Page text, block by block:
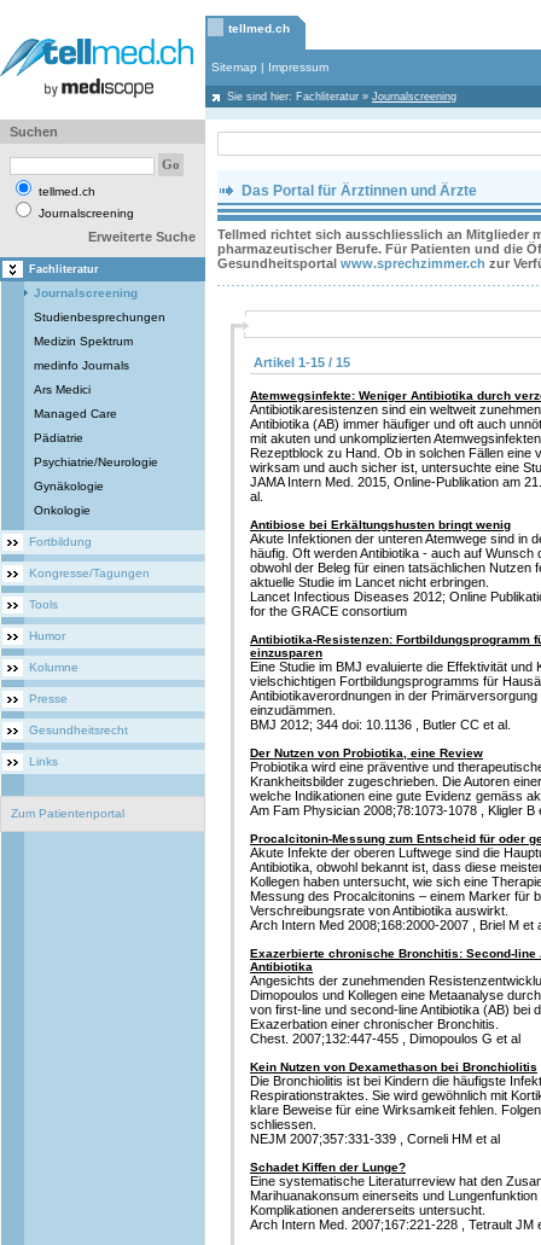
tellmed.ch
Sitemap | Impressum
Sie sind hier: Fachliteratur » Journalscreening
Suchen
tellmed.ch
Journalscreening
Erweiterte Suche
Fachliteratur
Journalscreening
Studienbesprechungen
Medizin Spektrum
medinfo Journals
Ars Medici
Managed Care
Pädiatrie
Psychiatrie/Neurologie
Gynäkologie
Onkologie
Fortbildung
Kongresse/Tagungen
Tools
Humor
Kolumne
Presse
Gesundheitsrecht
Links
Zum Patientenportal
Das Portal für Ärztinnen und Ärzte
Tellmed richtet sich ausschliesslich an Mitglieder
pharmazeutischer Berufe. Für Patienten und die
Gesundheitsportal www.sprechzimmer.ch zur
Artikel 1-15 / 15
Atemwegsinfekte: Weniger Antibiotika durch
Antibiotikaresistenzen sind ein weltweit
Antibiotika (AB) immer häufiger und oft auch
mit akuten und unkomplizierten
Rezeptblock zu Hand. Ob in solchen Fällen eine
wirksam und auch sicher ist, untersuchte eine
JAMA Intern Med. 2015, Online-Publikation am
al.
Antibiose bei Erkältungshusten bringt wenig
Akute Infektionen der unteren Atemwege sind in
häufig. Oft werden Antibiotika - auch auf
obwohl der Beleg für einen tatsächlichen Nutzen
aktuelle Studie im Lancet nicht erbringen.
Lancet Infectious Diseases 2012; Online
for the GRACE consortium
Antibiotika-Resistenzen: Fortbildungsprogramm
einzusparen
Eine Studie im BMJ evaluierte die Effektivität und
vielschichtigen Fortbildungsprogramms für
Antibiotikaverordnungen in der
einzudämmen.
BMJ 2012; 344 doi: 10.1136 , Butler CC et al.
Der Nutzen von Probiotika, eine Review
Probiotika wird eine präventive und
Krankheitsbilder zugeschrieben. Die Autoren
welche Indikationen eine gute Evidenz gemäss
Am Fam Physician 2008;78:1073-1078 , Kligler B
Procalcitonin-Messung zum Entscheid für oder
Akute Infekte der oberen Luftwege sind die
Antibiotika, obwohl bekannt ist, dass diese
Kollegen haben untersucht, wie sich eine
Messung des Procalcitonins – einem Marker für
Verschreibungsrate von Antibiotika auswirkt.
Arch Intern Med 2008;168:2000-2007 , Briel M et
Exazerbierte chronische Bronchitis: Second-
Antibiotika
Angesichts der zunehmenden
Dimopoulos und Kollegen eine Metaanalyse
von first-line und second-line Antibiotika (AB) bei
Exazerbation einer chronischer Bronchitis.
Chest. 2007;132:447-455 , Dimopoulos G et al
Kein Nutzen von Dexamethason bei Bronchiolitis
Die Bronchiolitis ist bei Kindern die häufigste
Respirationstraktes. Sie wird gewöhnlich mit
klare Beweise für eine Wirksamkeit fehlen.
schliessen.
NEJM 2007;357:331-339 , Corneli HM et al
Schadet Kiffen der Lunge?
Eine systematische Literaturreview hat den
Marihuanakonsum einerseits und
Komplikationen andererseits untersucht.
Arch Intern Med. 2007;167:221-228 , Tetrault JM